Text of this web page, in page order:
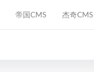
帝国CMS 杰奇CMS